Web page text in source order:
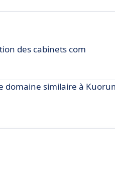
des cabinets com
domaine similaire à